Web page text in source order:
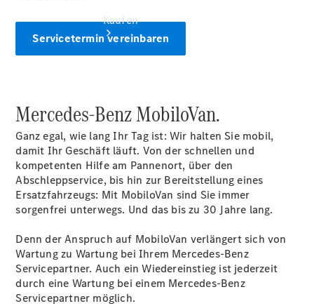
Kaufen
Übersicht
Gebrauchtwagensuche
Junge
Sterne
Digitale
Extras
-
Bedarfsgerechte
Wartung für
Ihren Mercedes-
Benz
Servicetermin vereinbaren
Mercedes-Benz MobiloVan.
Ganz egal, wie lang Ihr Tag ist: Wir halten Sie mobil,
damit Ihr Geschäft läuft. Von der schnellen und
kompetenten Hilfe am Pannenort, über den
Abschleppservice, bis hin zur Bereitstellung eines
Ersatzfahrzeugs: Mit MobiloVan sind Sie immer
sorgenfrei unterwegs. Und das bis zu 30 Jahre lang.
Denn der Anspruch auf MobiloVan verlängert sich von
Wartung zu Wartung bei Ihrem Mercedes-Benz
Servicepartner. Auch ein Wiedereinstieg ist jederzeit
durch eine Wartung bei einem Mercedes-Benz
Servicepartner möglich.